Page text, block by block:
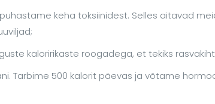
keha toksiinidest. Selles aitavad
kaloririkaste roogadega, et tekiks
Tarbime 500 kalorit päevas ja võtame